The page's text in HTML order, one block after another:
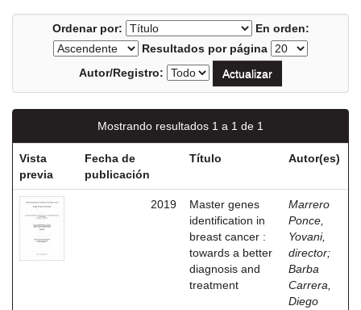
Ordenar por:
En orden:
Resultados por página
Autor/Registro:
Mostrando resultados 1 a 1 de 1
Vista
previa
Fecha de
publicación
Título Autor(es)
2019
Master genes
identification in
breast cancer :
towards a better
diagnosis and
treatment
Marrero
Ponce,
Yovani,
director;
Barba
Carrera,
Diego